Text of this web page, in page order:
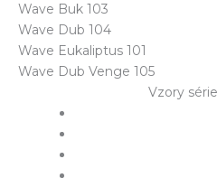
Wave Buk 103
Wave Dub 104
Wave Eukaliptus 101
Wave Dub Venge 105
Vzory